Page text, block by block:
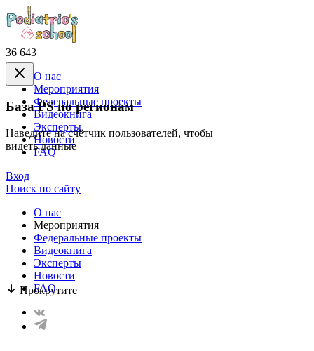
36 643
База PS по регионам
Наведите на счётчик пользователей, чтобы
видеть данные
Прокрутите
О нас
Mероприятия
Федеральные проекты
Видеокнига
Эксперты
Новости
FAQ
Вход
Поиск по сайту
О нас
Mероприятия
Федеральные проекты
Видеокнига
Эксперты
Новости
FAQ